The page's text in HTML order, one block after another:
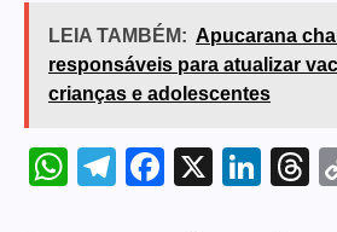
LEIA TAMBÉM: Apucarana
responsáveis para atualizar
crianças e adolescentes
WhatsApp
Telegram
Facebook
X